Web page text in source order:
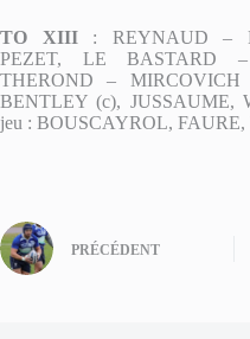
TO XIII: REYNAUD –
PEZET, LE BASTARD
THEROND –
BENTLEY (c), JUSSAUME,
jeu : BOUSCAYROL,
PRÉCÉDENT